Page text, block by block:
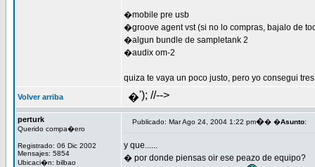
�mobile pre usb
�groove agent vst (si no lo compras, bajalo de
�algun bundle de sampletank 2
�audix om-2
quiza te vaya un poco justo, pero yo consegui
Volver arriba �'); //-->
perturk
Querido compa�ero
Registrado: 06 Dic 2002
Mensajes: 5854
Ubicaci�n: bilbao
Publicado: Mar Ago 24, 2004 1:22 pm�� �Asunto:
y que......
� por donde piensas oir ese peazo de equipo?